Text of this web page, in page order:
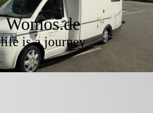
Womos.de
life is a journey